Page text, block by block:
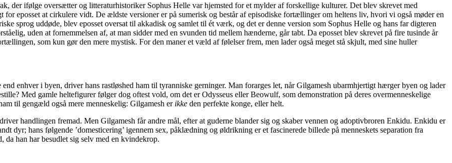
der ifølge oversætter og litteraturhistorikerSophus Helle var hjemsted for et mylder af forskellige kulturer. Det blev skrevet med
for eposset at cirkulere vidt. De ældste versioner er på sumerisk og består af episodiske fortællinger om heltens liv, hvori vi også møder en
sprog uddøde, blev eposset oversat til akkadisk og samlet til ét værk, og det er denne version som Sophus Helle og hans far digteren
uden at fornemmelsen af, at man sidder med en svunden tid mellem hænderne, går tabt. Da eposset blev skrevet på fire tusinde år
som kun gør den mere mystisk. For den maner et væld af følelser frem, men lader også meget stå skjult, med sine huller
enhver i byen, driver hans rastløshed ham til tyranniske gerninger. Man forarges let, når Gilgamesh ubarmhjertigt hærger byen og lader
Med gamle heltefigurer følger dog oftest vold, om det er Odysseus eller Beowulf, som demonstration på deres overmenneskelige
til gengæld også mere menneskelig: Gilgamesh er ikke den perfekte konge, eller helt.
handlingen fremad. Men Gilgamesh får andre mål, efter at guderne blander sig og skaber vennen og adoptivbroren Enkidu. Enkidu er
dyr; hans følgende ’domesticering’ igennem sex, påklædning og øldrikning er et fascinerede billede på menneskets separation fra
da han har besudlet sig selv med en kvindekrop.